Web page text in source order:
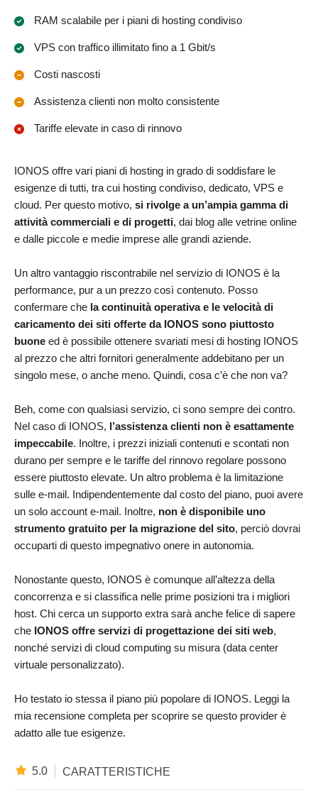
RAM scalabile per i piani di hosting condiviso
VPS con traffico illimitato fino a 1 Gbit/s
Costi nascosti
Assistenza clienti non molto consistente
Tariffe elevate in caso di rinnovo
IONOS offre vari piani di hosting in grado di soddisfare le
esigenze di tutti, tra cui hosting condiviso, dedicato, VPS e
cloud. Per questo motivo, si rivolge a un’ampia gamma di
attività commerciali e di progetti, dai blog alle vetrine online
e dalle piccole e medie imprese alle grandi aziende.
Un altro vantaggio riscontrabile nel servizio di IONOS è la
performance, pur a un prezzo così contenuto. Posso
confermare che la continuità operativa e le velocità di
caricamento dei siti offerte da IONOS sono piuttosto
buone ed è possibile ottenere svariati mesi di hosting IONOS
al prezzo che altri fornitori generalmente addebitano per un
singolo mese, o anche meno. Quindi, cosa c’è che non va?
Beh, come con qualsiasi servizio, ci sono sempre dei contro.
Nel caso di IONOS, l’assistenza clienti non è esattamente
impeccabile. Inoltre, i prezzi iniziali contenuti e scontati non
durano per sempre e le tariffe del rinnovo regolare possono
essere piuttosto elevate. Un altro problema è la limitazione
sulle e-mail. Indipendentemente dal costo del piano, puoi avere
un solo account e-mail. Inoltre, non è disponibile uno
strumento gratuito per la migrazione del sito, perciò dovrai
occuparti di questo impegnativo onere in autonomia.
Nonostante questo, IONOS è comunque all’altezza della
concorrenza e si classifica nelle prime posizioni tra i migliori
host. Chi cerca un supporto extra sarà anche felice di sapere
che IONOS offre servizi di progettazione dei siti web,
nonché servizi di cloud computing su misura (data center
virtuale personalizzato).
Ho testato io stessa il piano più popolare di IONOS. Leggi la
mia recensione completa per scoprire se questo provider è
adatto alle tue esigenze.
5.0 CARATTERISTICHE